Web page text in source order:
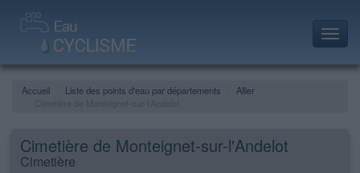
Accueil Liste des points d'eau par départements
Allier
Cimetière de Monteignet-sur-l'Andelot
Cimetière